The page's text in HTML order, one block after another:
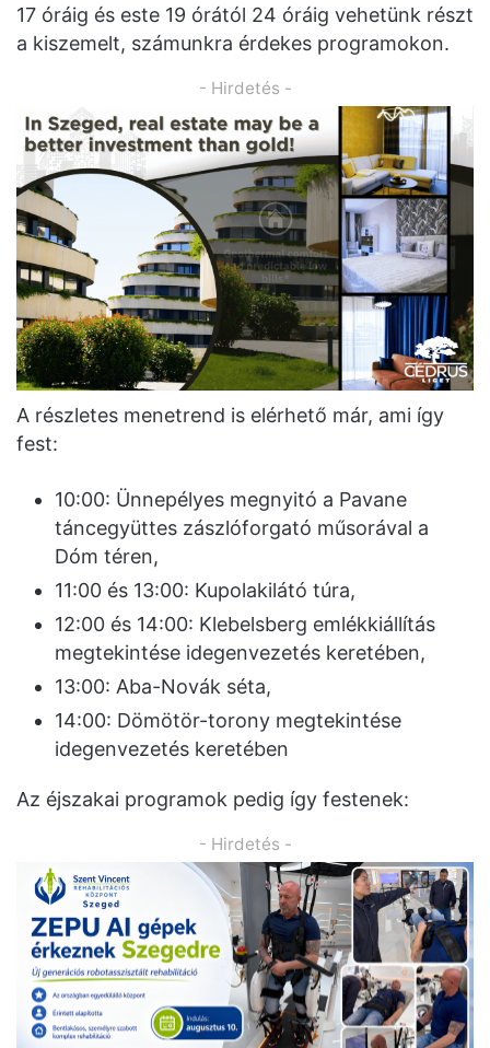
17 óráig és este 19 órától 24 óráig vehetünk részt
a kiszemelt, számunkra érdekes programokon.
- Hirdetés -
A részletes menetrend is elérhető már, ami így
fest:
10:00: Ünnepélyes megnyitó a Pavane
táncegyüttes zászlóforgató műsorával a
Dóm téren,
11:00 és 13:00: Kupolakilátó túra,
12:00 és 14:00: Klebelsberg emlékkiállítás
megtekintése idegenvezetés keretében,
13:00: Aba-Novák séta,
14:00: Dömötör-torony megtekintése
idegenvezetés keretében
Az éjszakai programok pedig így festenek:
- Hirdetés -